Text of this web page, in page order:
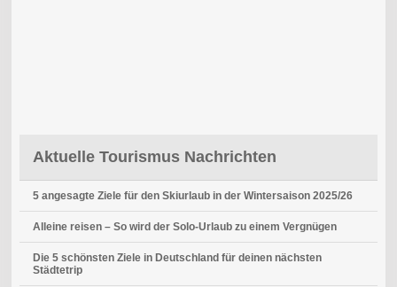
Aktuelle Tourismus Nachrichten
5 angesagte Ziele für den Skiurlaub in der Wintersaison 2025/26
Alleine reisen – So wird der Solo-Urlaub zu einem Vergnügen
Die 5 schönsten Ziele in Deutschland für deinen nächsten
Städtetrip